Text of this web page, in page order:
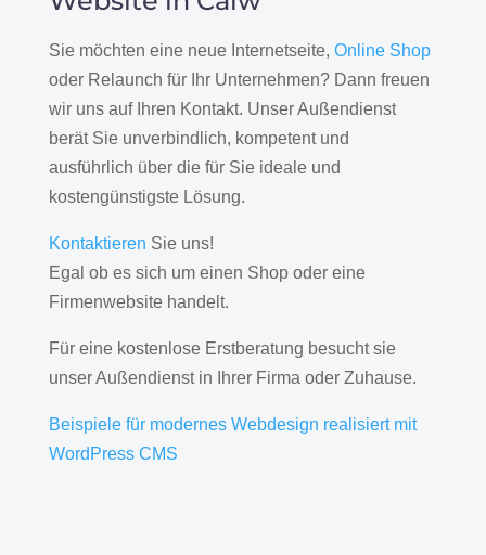
Sie möchten eine neue Internetseite, Online Shop
oder Relaunch für Ihr Unternehmen? Dann freuen
wir uns auf Ihren Kontakt. Unser Außendienst
berät Sie unverbindlich, kompetent und
ausführlich über die für Sie ideale und
kostengünstigste Lösung.
Kontaktieren Sie uns!
Egal ob es sich um einen Shop oder eine
Firmenwebsite handelt.
Für eine kostenlose Erstberatung besucht sie
unser Außendienst in Ihrer Firma oder Zuhause.
Beispiele für modernes Webdesign realisiert mit
WordPress CMS